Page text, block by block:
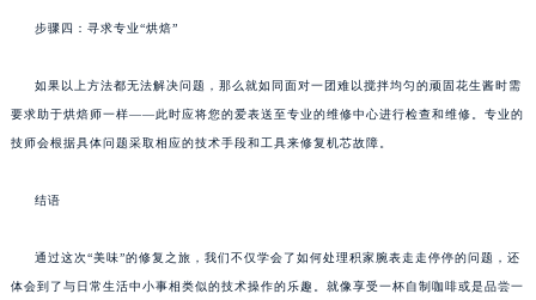
步骤四：寻求专业“烘焙”
如果以上方法都无法解决问题，那么就如同面对一团难以搅拌均匀的顽固花生酱时需
要求助于烘焙师一样——此时应将您的爱表送至专业的维修中心进行检查和维修。专业的
技师会根据具体问题采取相应的技术手段和工具来修复机芯故障。
结语
通过这次“美味”的修复之旅，我们不仅学会了如何处理积家腕表走走停停的问题，还
体会到了与日常生活中小事相类似的技术操作的乐趣。就像享受一杯自制咖啡或是品尝一